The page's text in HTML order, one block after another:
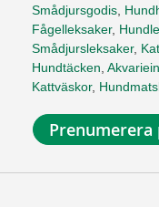
Smådjursgodis,
Fågelleksaker,
Smådjursleksaker,
Hundtäcken,
Kattväskor,